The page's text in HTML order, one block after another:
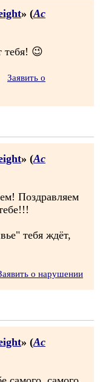
» (Ас
тебя! 😉
Заявить о
» (Ас
Поздравляем
тебя ждёт,
о нарушении
» (Ас